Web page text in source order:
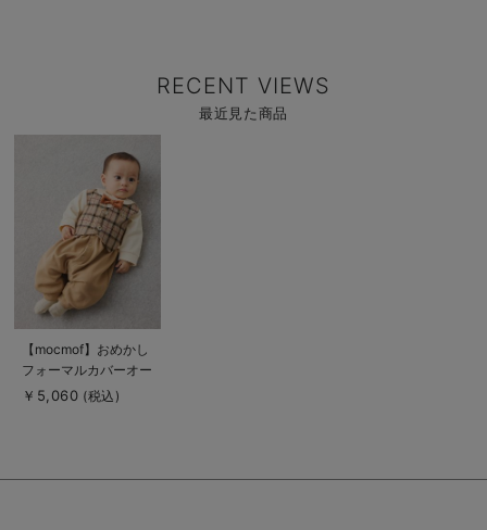
RECENT VIEWS
最近見た商品
商
商
品
詳
細
を
【mocmof】おめかし
フォーマルカバーオー
ル
￥5,060 (税込)